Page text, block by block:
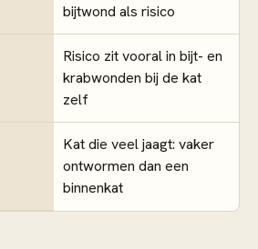
bijtwond als risico
Risico zit vooral in bijt- en
krabwonden bij de kat
zelf
Kat die veel jaagt: vaker
ontwormen dan een
binnenkat